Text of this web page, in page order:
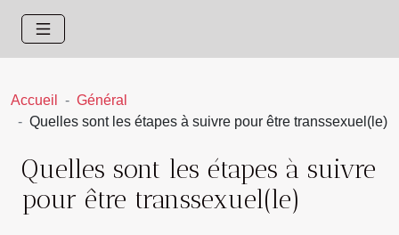
Accueil
Général
Quelles sont les étapes à suivre pour être transsexuel(le)
Quelles sont les étapes à suivre
pour être transsexuel(le)